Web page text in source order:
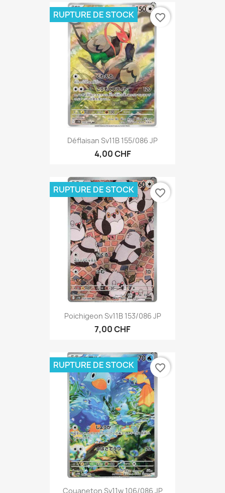
Déflaisan Sv11B 155/086 JP
4,00 CHF
RUPTURE DE STOCK favorite_border
Poichigeon Sv11B 153/086 JP
7,00 CHF
RUPTURE DE STOCK favorite_border
Couaneton Sv11w 106/086 JP
RUPTURE DE STOCK favorite_border